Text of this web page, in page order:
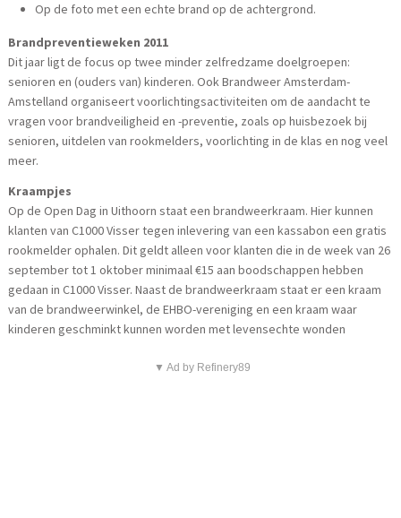
Op de foto met een echte brand op de achtergrond.
Brandpreventieweken 2011
Dit jaar ligt de focus op twee minder zelfredzame doelgroepen:
senioren en (ouders van) kinderen. Ook Brandweer Amsterdam-
Amstelland organiseert voorlichtingsactiviteiten om de aandacht te
vragen voor brandveiligheid en -preventie, zoals op huisbezoek bij
senioren, uitdelen van rookmelders, voorlichting in de klas en nog veel
meer.
Kraampjes
Op de Open Dag in Uithoorn staat een brandweerkraam. Hier kunnen
klanten van C1000 Visser tegen inlevering van een kassabon een gratis
rookmelder ophalen. Dit geldt alleen voor klanten die in de week van 26
september tot 1 oktober minimaal €15 aan boodschappen hebben
gedaan in C1000 Visser. Naast de brandweerkraam staat er een kraam
van de brandweerwinkel, de EHBO-vereniging en een kraam waar
kinderen geschminkt kunnen worden met levensechte wonden
▼ Ad by Refinery89